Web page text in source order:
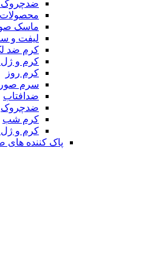
ماسک
لیفت و
کرم ضد
کرم و ژل
کرم روز
سرم
ضدافتاب
ضدچروک
کرم شب
کرم و
پاک کننده